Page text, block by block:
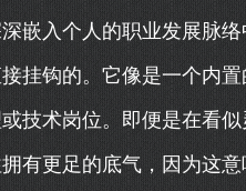
嵌入个人的职业发展脉
挂钩的。它像是一个内
技术岗位。即便是在看
有更足的底气，因为这